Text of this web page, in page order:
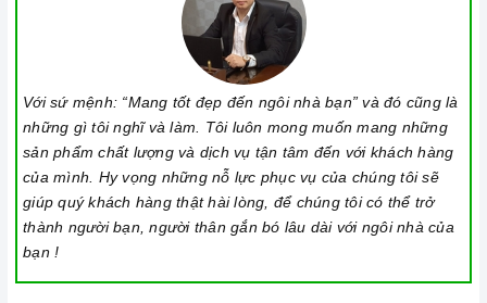
Với sứ mệnh: “Mang tốt đẹp đến ngôi nhà bạn” và đó cũng là
những gì tôi nghĩ và làm. Tôi luôn mong muốn mang những
sản phẩm chất lượng và dịch vụ tận tâm đến với khách hàng
của mình. Hy vọng những nỗ lực phục vụ của chúng tôi sẽ
giúp quý khách hàng thật hài lòng, để chúng tôi có thể trở
thành người bạn, người thân gắn bó lâu dài với ngôi nhà của
bạn !